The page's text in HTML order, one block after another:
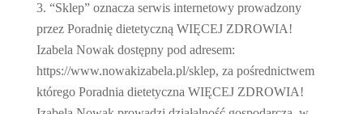
“Sklep” oznacza serwis internetowy prowadzony
przez Poradnię dietetyczną WIĘCEJ ZDROWIA!
Izabela Nowak dostępny pod adresem:
https://www.nowakizabela.pl/sklep, za pośrednictwem
którego Poradnia dietetyczna WIĘCEJ ZDROWIA!